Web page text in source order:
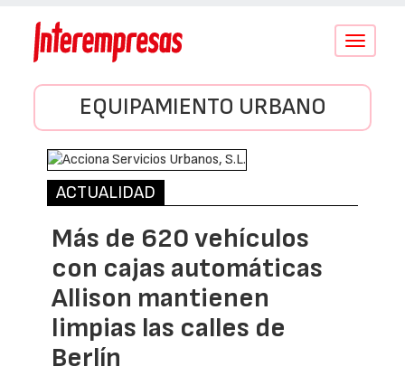
Conmutar
EQUIPAMIENTO URBANO
ACTUALIDAD
Más de 620 vehículos
con cajas automáticas
Allison mantienen
limpias las calles de
Berlín